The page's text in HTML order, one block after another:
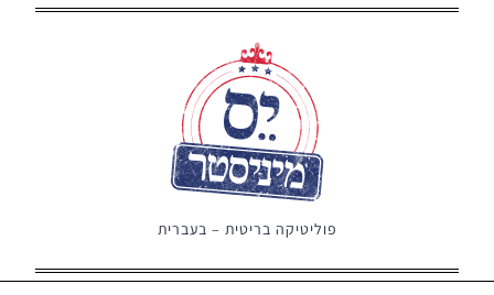
פוליטיקה בריטית – בעברית